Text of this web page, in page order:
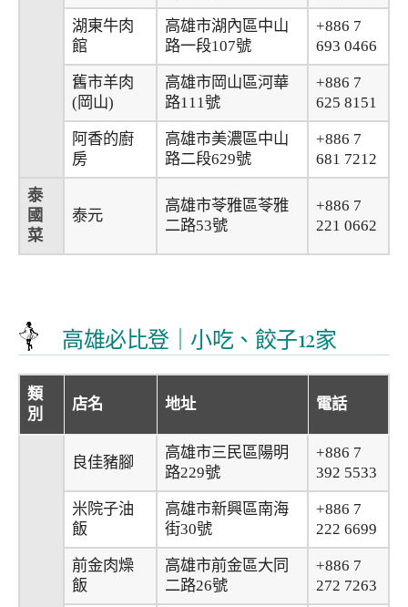
湖東牛肉
館
高雄市湖內區中山
路一段107號
+886 7
693 0466
舊市羊肉
(岡山)
高雄市岡山區河華
路111號
+886 7
625 8151
阿香的廚
房
高雄市美濃區中山
路二段629號
+886 7
681 7212
泰
國
菜
泰元
高雄市苓雅區苓雅
二路53號
+886 7
221 0662
高雄必比登｜小吃、餃子12家
類
別
店名 地址 電話
良佳豬腳
高雄市三民區陽明
路229號
+886 7
392 5533
米院子油
飯
高雄市新興區南海
街30號
+886 7
222 6699
前金肉燥
飯
高雄市前金區大同
二路26號
+886 7
272 7263